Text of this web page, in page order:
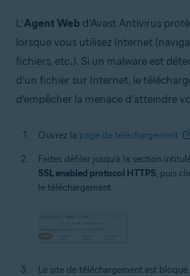
Microsoft Windows 7 Édition
Premium/Professionnel/Entreprise/
avec mise à jour cumulative de
L’Agent Web d’Avast Antivirus
lorsque vous utilisez Internet
fichiers, etc.). Si un malware est
d’un fichier sur Internet, le
d’empêcher la menace d’atteindre
Ouvrez la page de téléchargement
Faites défiler jusqu’à la section
SSL enabled protocol HTTPS, puis
le téléchargement.
Le site de téléchargement est